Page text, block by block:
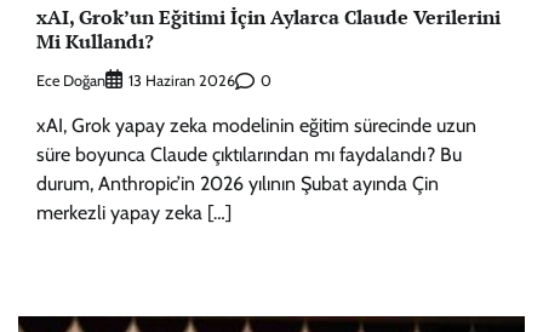
xAI, Grok’un Eğitimi İçin Aylarca Claude Verilerini
Mi Kullandı?
Ece Doğan 13 Haziran 2026 0
xAI, Grok yapay zeka modelinin eğitim sürecinde uzun
süre boyunca Claude çıktılarından mı faydalandı? Bu
durum, Anthropic’in 2026 yılının Şubat ayında Çin
merkezli yapay zeka […]